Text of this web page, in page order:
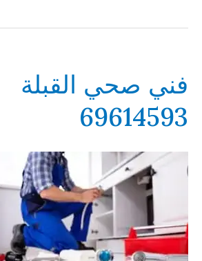
الوطية
فني صحي القبلة
69614593